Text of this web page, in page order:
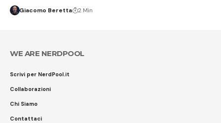
Giacomo Beretta 2 Min
WE ARE NERDPOOL
Scrivi per NerdPool.it
Collaborazioni
Chi Siamo
Contattaci